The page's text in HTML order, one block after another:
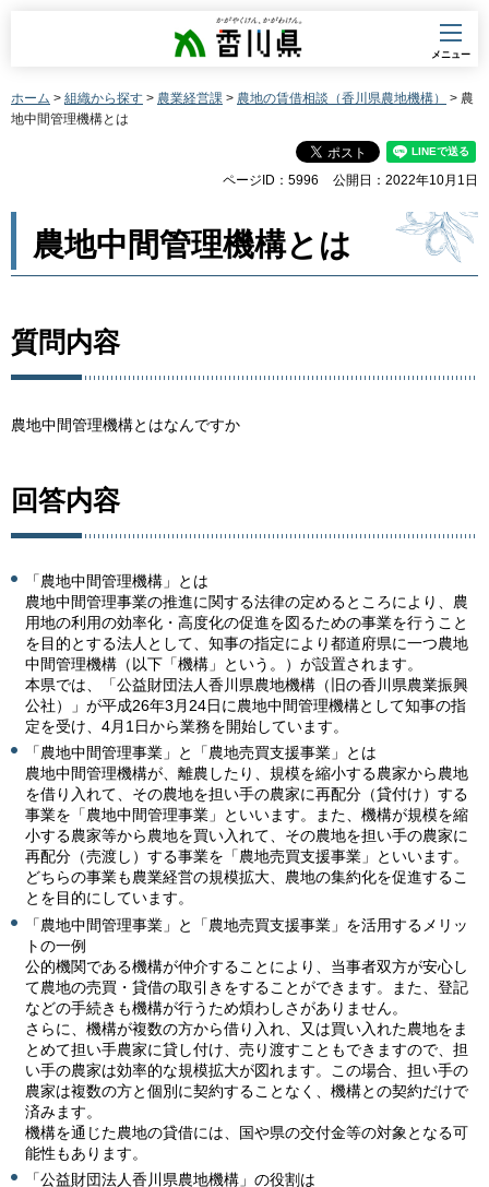
香川県
メニュー
ホーム > 組織から探す > 農業経営課 > 農地の賃借相談（香川県農地機構）
> 農
地中間管理機構とは
ページID：5996 公開日：2022年10月1日
農地中間管理機構とは
質問内容
農地中間管理機構とはなんですか
回答内容
「農地中間管理機構」とは
農地中間管理事業の推進に関する法律の定めるところにより、農
用地の利用の効率化・高度化の促進を図るための事業を行うこと
を目的とする法人として、知事の指定により都道府県に一つ農地
中間管理機構（以下「機構」という。）が設置されます。
本県では、「公益財団法人香川県農地機構（旧の香川県農業振興
公社）」が平成26年3月24日に農地中間管理機構として知事の指
定を受け、4月1日から業務を開始しています。
「農地中間管理事業」と「農地売買支援事業」とは
農地中間管理機構が、離農したり、規模を縮小する農家から農地
を借り入れて、その農地を担い手の農家に再配分（貸付け）する
事業を「農地中間管理事業」といいます。また、機構が規模を縮
小する農家等から農地を買い入れて、その農地を担い手の農家に
再配分（売渡し）する事業を「農地売買支援事業」といいます。
どちらの事業も農業経営の規模拡大、農地の集約化を促進するこ
とを目的にしています。
「農地中間管理事業」と「農地売買支援事業」を活用するメリッ
トの一例
公的機関である機構が仲介することにより、当事者双方が安心し
て農地の売買・貸借の取引きをすることができます。また、登記
などの手続きも機構が行うため煩わしさがありません。
さらに、機構が複数の方から借り入れ、又は買い入れた農地をま
とめて担い手農家に貸し付け、売り渡すこともできますので、担
い手の農家は効率的な規模拡大が図れます。この場合、担い手の
農家は複数の方と個別に契約することなく、機構との契約だけで
済みます。
機構を通じた農地の貸借には、国や県の交付金等の対象となる可
能性もあります。
「公益財団法人香川県農地機構」の役割は